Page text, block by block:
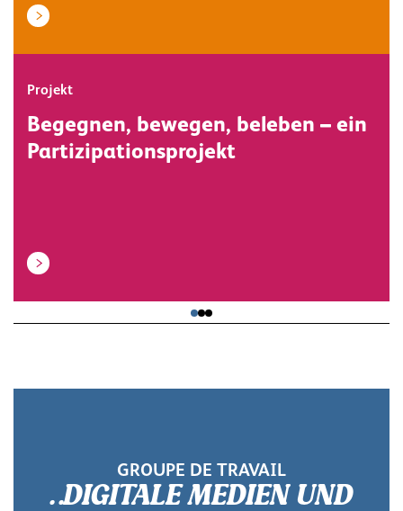
Projekt
Begegnen, bewegen, beleben – ein
Partizipationsprojekt
GROUPE DE TRAVAIL
.DIGITALE MEDIEN UND